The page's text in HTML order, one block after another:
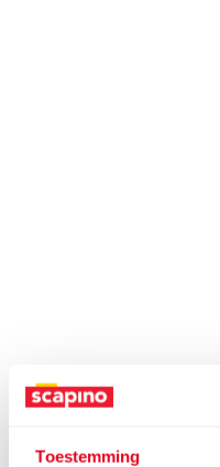
Toestemming